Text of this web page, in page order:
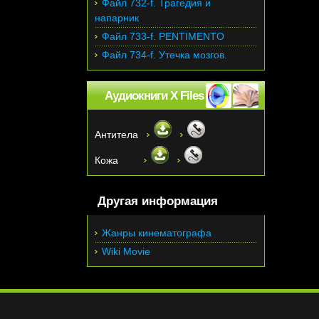
Файл 732-f. Трагедия и
напарник
Файл 733-f. PENTIMENTO
Файл 734-f. Утечка мозгов.
Аудиокниги X Files
Антитела
Кожа
Другая информация
Жанры кинематографа
Wiki Movie